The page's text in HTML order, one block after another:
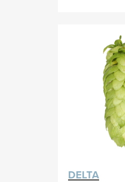
DELTA